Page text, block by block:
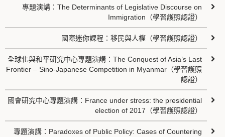
專題演講：The Determinants of Legislative Discourse on
Immigration（學習護照認證）
國際迷你課程：移民與人權（學習護照認證）
全球化與和平研究中心專題演講：The Conquest of Asia’s Last
Frontier – Sino-Japanese Competition in Myanmar（學習護照
認證）
國會研究中心專題演講：France under stress: the presidential
election of 2017（學習護照認證）
專題演講：Paradoxes of Public Policy: Cases of Countering